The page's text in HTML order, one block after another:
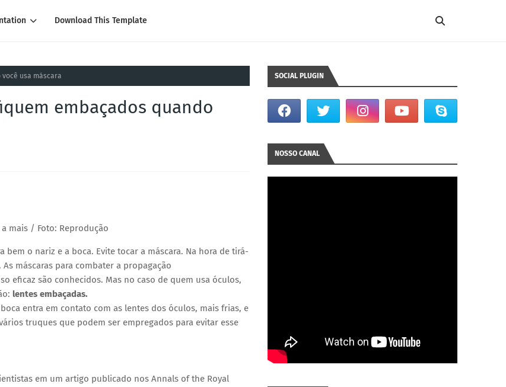
Download This Template
usa máscara
embaçados quando
mais / Foto: Reprodução
bem o nariz e a boca. Evite tocar a máscara. Na hora de tirá-
máscaras para combater a propagação
eficaz são conhecidos. Mas no caso de quem usa óculos,
lentes embaçadas.
entra em contato com as lentes dos óculos, mais frias, e
truques que podem ser empregados para evitar esse
em um artigo publicado nos Annals of the Royal
SOCIAL PLUGIN
NOSSO CANAL